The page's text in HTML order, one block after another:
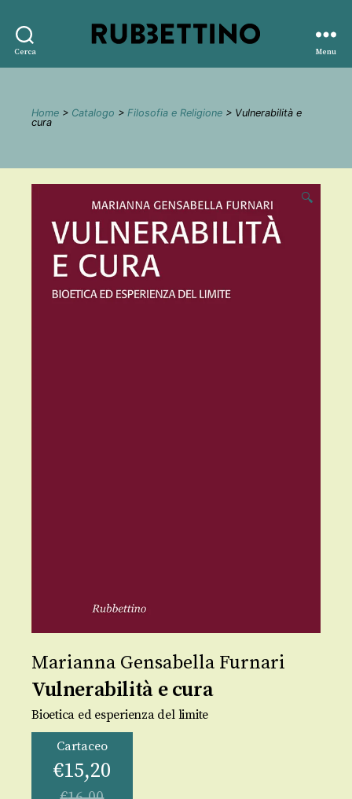
Cerca
editore
Menu
Home > Catalogo > Filosofia e Religione > Vulnerabilità e
cura
🔍
Marianna Gensabella Furnari
Vulnerabilità e cura
Bioetica ed esperienza del limite
Cartaceo
€15,20